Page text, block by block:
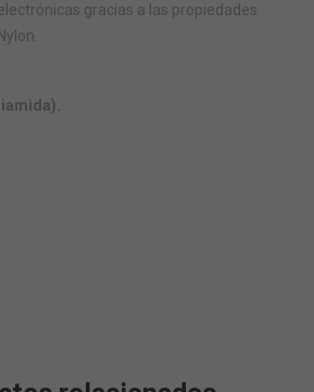
gracias a las propiedades